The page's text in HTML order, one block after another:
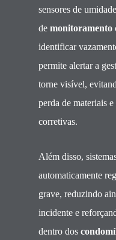
sensores de
de monitoramento
identificar
permite alertar a
torne visível,
perda de materiais
corretivas.
Além disso,
automaticamente
grave, reduzindo
incidente e
dentro dos